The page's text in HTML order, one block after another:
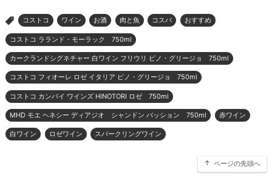
> コストコ ワイン お酒 肉と魚 コスパ おすすめ
コストコ ラランド・モーラック 750ml
カークランドシグネチャー 白ワイン フリウリ ピノ・グリージョ 750ml
コストコ フィオーレ ロゼ イタリア ピノ・グリージョ 750ml
コストコ カンパイ ワインズ HINOTORI ロゼ 750ml
MHD モエ ヘネシー ディアジオ シャンドン パッション 750ml 赤ワイン
白ワイン ロゼワイン スパークリングワイン
ページの先頭へ